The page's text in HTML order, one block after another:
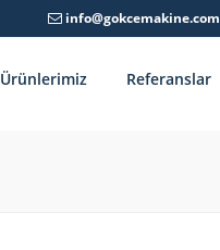
info@gokcemakine.com
Ürünlerimiz Referanslar